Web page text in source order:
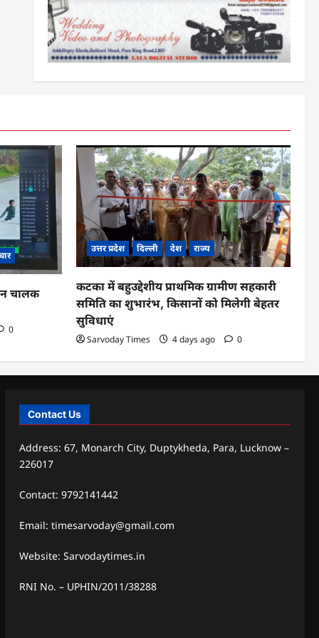
चालक
0
उत्तर प्रदेश दिल्ली देश राज्य
कटका में बहुउद्देशीय प्राथमिक ग्रामीण सहकारी
समिति का शुभारंभ, किसानों को मिलेगी बेहतर
सुविधाएं
Sarvoday Times 4 days ago 0
Contact Us
Address: 67, Monarch City, Duptykheda, Para, Lucknow –
226017
Contact: 9792141442
Email: timesarvoday@gmail.com
Website: Sarvodaytimes.in
RNI No. – UPHIN/2011/38288